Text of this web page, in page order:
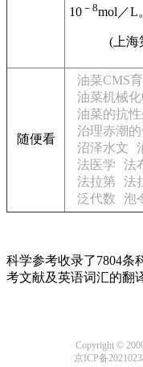
10 －8mol／L
(上海
随便看
油菜CMS
油菜机械
油菜的抗
治理赤潮
沼泽水文
法医学
法
法拉第
法
泛代数
泡
科学参考收录了7804条
考文献及英语词汇的翻
Copyright ©
京ICP备